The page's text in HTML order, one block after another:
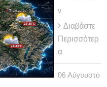
v
Διαβάστε
Περισσότερ
α
06 Αύγουστο